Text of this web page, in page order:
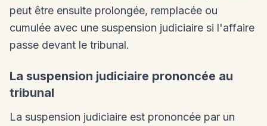
peut être ensuite prolongée, remplacée ou
cumulée avec une suspension judiciaire si l'affaire
passe devant le tribunal.
La suspension judiciaire prononcée au
tribunal
La suspension judiciaire est prononcée par un